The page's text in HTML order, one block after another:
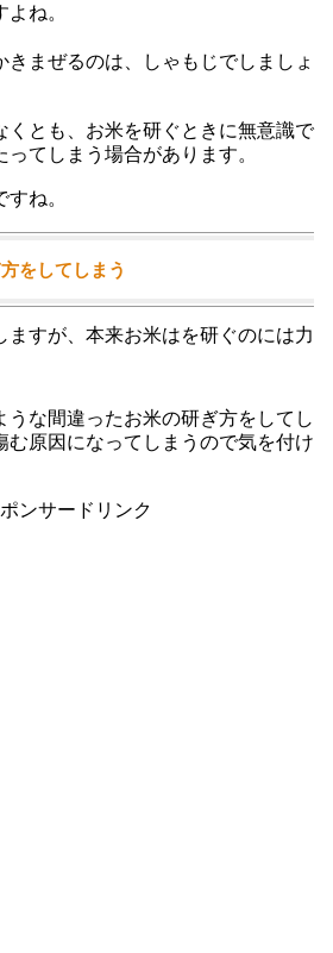
ね。
きまぜるのは、しゃもじでしましょ
くとも、お米を研ぐときに無意識で
てしまう場合があります。
ね。
をしてしまう
ますが、本来お米はを研ぐのには力
うな間違ったお米の研ぎ方をしてし
む原因になってしまうので気を付け
ンサードリンク